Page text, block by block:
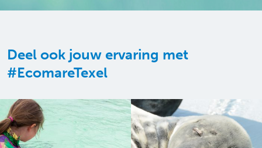
Deel ook jouw ervaring met
#EcomareTexel